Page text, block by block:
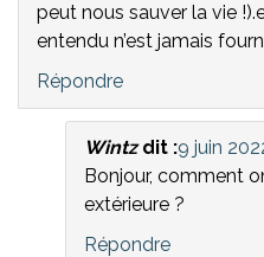
peut nous sauver la vie
entendu n’est jamais
Répondre
Wintz dit :9 juin
Bonjour, comment
extérieure ?
Répondre